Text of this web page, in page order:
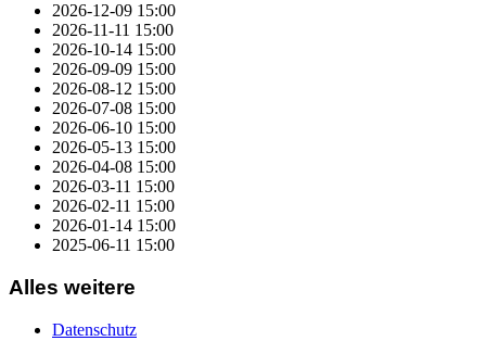
2026-12-09 15:00
2026-11-11 15:00
2026-10-14 15:00
2026-09-09 15:00
2026-08-12 15:00
2026-07-08 15:00
2026-06-10 15:00
2026-05-13 15:00
2026-04-08 15:00
2026-03-11 15:00
2026-02-11 15:00
2026-01-14 15:00
2025-06-11 15:00
Alles weitere
Datenschutz